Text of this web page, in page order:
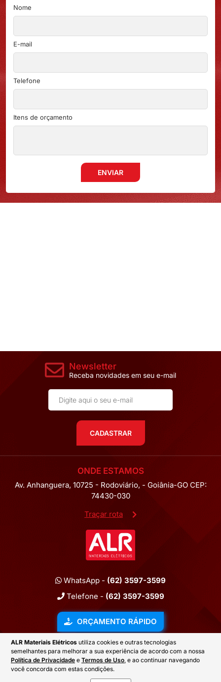
ALR Materiais Elétricos utiliza cookies e outras tecnologias
semelhantes para melhorar a sua experiência de acordo com a nossa
Política de Privacidade e Termos de Uso, e ao continuar navegando
você concorda com estas condições.
Nome
E-mail
Telefone
Itens de orçamento
ENVIAR
Newsletter
Receba novidades em seu e-mail
CADASTRAR
ONDE ESTAMOS
Av. Anhanguera, 10725 - Rodoviário, - Goiânia-GO CEP:
74430-030
Traçar rota
WhatsApp - (62) 3597-3599
Telefone - (62) 3597-3599
ORÇAMENTO RÁPIDO
2026 © ALR MATERIAIS ELÉTRICOS